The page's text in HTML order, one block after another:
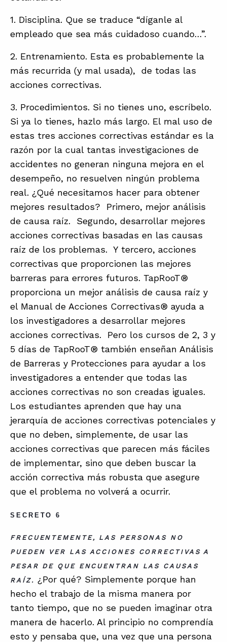
1. Disciplina. Que se traduce “díganle al
empleado que sea más cuidadoso cuando…”.
2. Entrenamiento. Esta es probablemente la
más recurrida (y mal usada), de todas las
acciones correctivas.
3. Procedimientos. Si no tienes uno, escríbelo.
Si ya lo tienes, hazlo más largo. El mal uso de
estas tres acciones correctivas estándar es la
razón por la cual tantas investigaciones de
accidentes no generan ninguna mejora en el
desempeño, no resuelven ningún problema
real. ¿Qué necesitamos hacer para obtener
mejores resultados? Primero, mejor análisis
de causa raíz. Segundo, desarrollar mejores
acciones correctivas basadas en las causas
raíz de los problemas. Y tercero, acciones
correctivas que proporcionen las mejores
barreras para errores futuros. TapRooT®
proporciona un mejor análisis de causa raíz y
el Manual de Acciones Correctivas® ayuda a
los investigadores a desarrollar mejores
acciones correctivas. Pero los cursos de 2, 3 y
5 días de TapRooT® también enseñan Análisis
de Barreras y Protecciones para ayudar a los
investigadores a entender que todas las
acciones correctivas no son creadas iguales.
Los estudiantes aprenden que hay una
jerarquía de acciones correctivas potenciales y
que no deben, simplemente, de usar las
acciones correctivas que parecen más fáciles
de implementar, sino que deben buscar la
acción correctiva más robusta que asegure
que el problema no volverá a ocurrir.
SECRETO 6
FRECUENTEMENTE, LAS PERSONAS NO
PUEDEN VER LAS ACCIONES CORRECTIVAS A
PESAR DE QUE ENCUENTRAN LAS CAUSAS
RAÍZ.¿Por qué? Simplemente porque han
hecho el trabajo de la misma manera por
tanto tiempo, que no se pueden imaginar otra
manera de hacerlo. Al principio no comprendía
esto y pensaba que, una vez que una persona